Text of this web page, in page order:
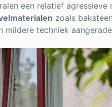
een relatief
zoals
techniek